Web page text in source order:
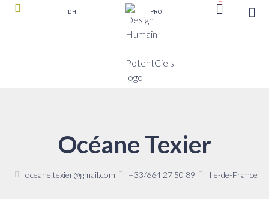
DH PRO
0
Océane Texier
oceane.texier@gmail.com +33/664 27 50 89 Ile-de-France